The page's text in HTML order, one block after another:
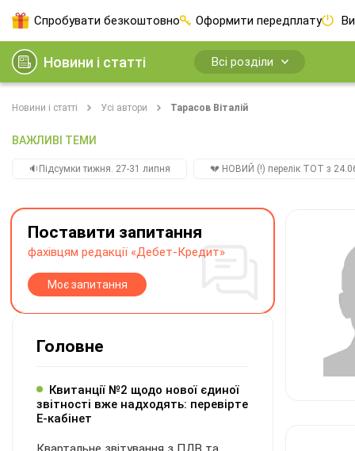
Спробувати безкоштовно Оформити передплату
Новини і статті Всі розділи
Новини і статті Усі автори Тарасов Віталій
ВАЖЛИВІ ТЕМИ
🔉Підсумки тижня. 27-31 липня 💔 НОВИЙ (!) перелік ТОТ з
Поставити запитання
фахівцям редакції «Дебет-Кредит»
Моє запитання
Головне
Квитанції №2 щодо нової єдиної
звітності вже надходять: перевірте
Е-кабінет